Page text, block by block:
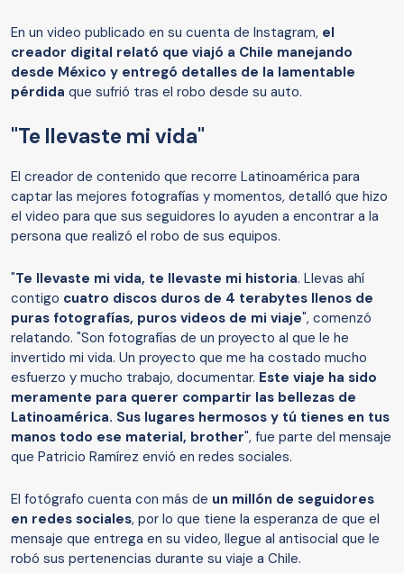
En un video publicado en su cuenta de Instagram, el
creador digital relató que viajó a Chile manejando
desde México y entregó detalles de la lamentable
pérdida que sufrió tras el robo desde su auto.
"Te llevaste mi vida"
El creador de contenido que recorre Latinoamérica para
captar las mejores fotografías y momentos, detalló que hizo
el video para que sus seguidores lo ayuden a encontrar a la
persona que realizó el robo de sus equipos.
"Te llevaste mi vida, te llevaste mi historia. Llevas ahí
contigo cuatro discos duros de 4 terabytes llenos de
puras fotografías, puros videos de mi viaje", comenzó
relatando. "Son fotografías de un proyecto al que le he
invertido mi vida. Un proyecto que me ha costado mucho
esfuerzo y mucho trabajo, documentar. Este viaje ha sido
meramente para querer compartir las bellezas de
Latinoamérica. Sus lugares hermosos y tú tienes en tus
manos todo ese material, brother", fue parte del mensaje
que Patricio Ramírez envió en redes sociales.
El fotógrafo cuenta con más de un millón de seguidores
en redes sociales, por lo que tiene la esperanza de que el
mensaje que entrega en su video, llegue al antisocial que le
robó sus pertenencias durante su viaje a Chile.